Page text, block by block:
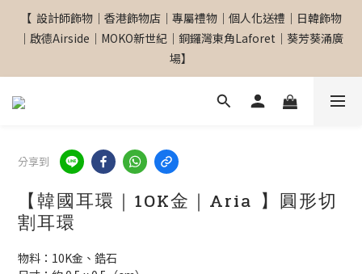
【  設計師飾物｜香港飾物店｜專屬禮物｜個人化送禮｜日韓飾物
｜啟德Airside｜MOKO新世紀｜銅鑼灣東角Laforet｜葵芳葵涌廣
場】
【  設計師飾物｜香港飾物店｜專屬禮物｜個人化送禮｜日韓飾物
｜啟德Airside｜MOKO新世紀｜銅鑼灣東角Laforet｜葵芳葵涌廣
場】
【專屬禮物 心意訂制館】最新上線
【  設計師飾物｜香港飾物店｜專屬禮物｜個人化送禮｜日韓飾物
｜啟德Airside｜MOKO新世紀｜銅鑼灣東角Laforet｜葵芳葵涌廣
分享到
【韓國耳環｜10K金｜Aria 】圓形切
割耳環
物料：10K金、鋯石